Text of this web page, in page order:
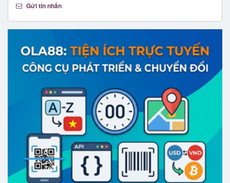
Gửi tin nhắn